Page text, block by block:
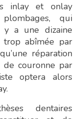
inlay et onlay
qui
a une dizaine
trop abîmée par
réparation
de couronne par
optera alors
dentaires